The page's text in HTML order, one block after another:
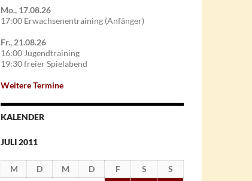
Mo., 17.08.26
17:00 Erwachsenentraining (Anfänger)
Fr., 21.08.26
16:00 Jugendtraining
19:30 freier Spielabend
Weitere Termine
KALENDER
JULI 2011
M D M D F S
S